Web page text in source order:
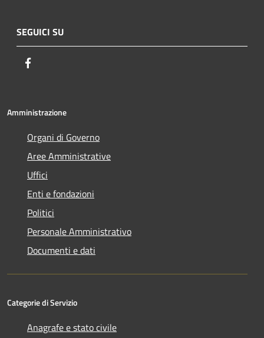
SEGUICI SU
Amministrazione
Organi di Governo
Aree Amministrative
Uffici
Enti e fondazioni
Politici
Personale Amministrativo
Documenti e dati
Categorie di Servizio
Anagrafe e stato civile